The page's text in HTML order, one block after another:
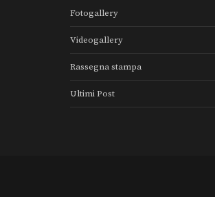
Fotogallery
Videogallery
Rassegna stampa
Ultimi Post